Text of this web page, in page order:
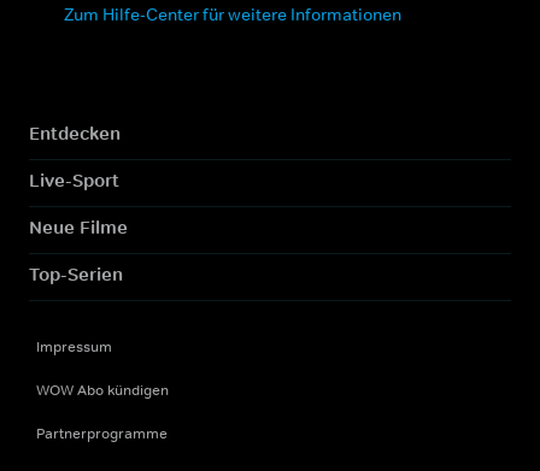
Zum Hilfe-Center für weitere Informationen
Entdecken
Live-Sport
Neue Filme
Top-Serien
Impressum
WOW Abo kündigen
Partnerprogramme